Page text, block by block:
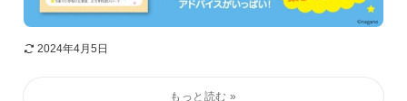
2024年4月5日